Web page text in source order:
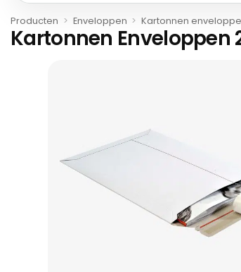
Producten > Enveloppen > Kartonnen
Kartonnen Enveloppen